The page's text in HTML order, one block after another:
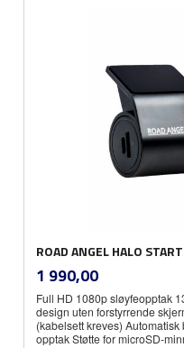
ROAD ANGEL HALO
Pris
1 990,00mva.
Full HD 1080p sløyfeopptak
design uten forstyrrende
(kabelsett kreves)
opptak Støtte for microSD-